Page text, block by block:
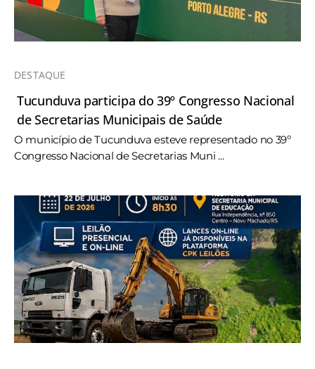
DESTAQUE
Tucunduva participa do 39º Congresso Nacional
de Secretarias Municipais de Saúde
O município de Tucunduva esteve representado no 39º
Congresso Nacional de Secretarias Muni ...